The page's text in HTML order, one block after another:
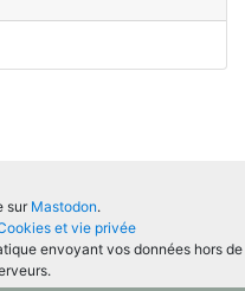
sur Mastodon.
et vie privée
envoyant vos données hors de